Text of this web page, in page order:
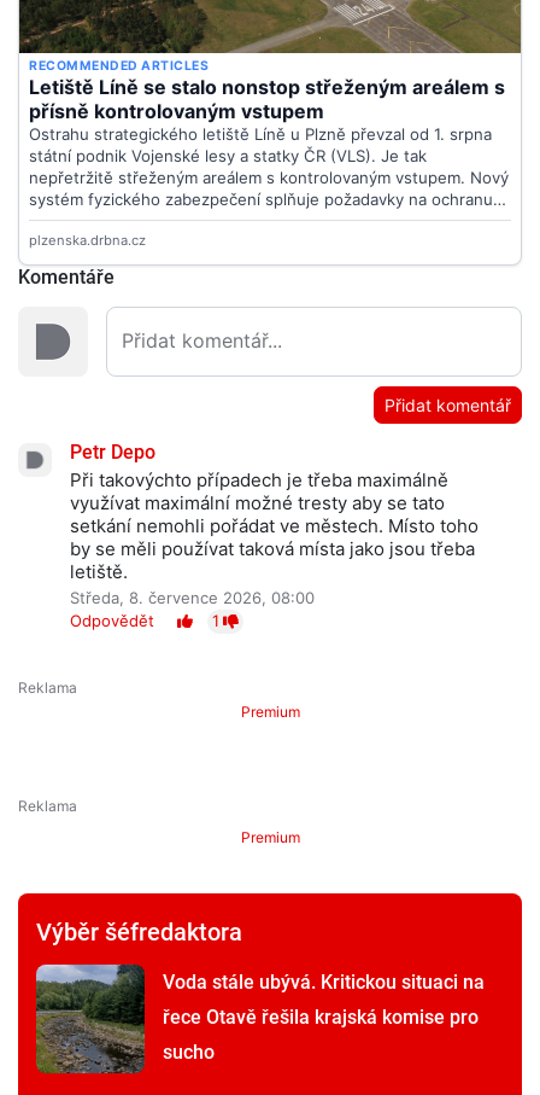
Komentáře
Přidat komentář
Petr Depo
Při takovýchto případech je třeba maximálně
využívat maximální možné tresty aby se tato
setkání nemohli pořádat ve městech. Místo toho
by se měli používat taková místa jako jsou třeba
letiště.
Středa, 8. července 2026, 08:00
Odpovědět
1
Premium
Premium
Výběr šéfredaktora
Voda stále ubývá. Kritickou situaci na
řece Otavě řešila krajská komise pro
sucho